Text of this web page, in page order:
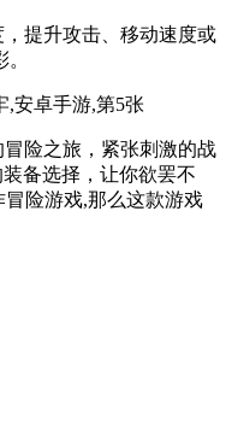
提升攻击、移动速度或
冒险之旅，紧张刺激的战
备选择，让你欲罢不
冒险游戏,那么这款游戏